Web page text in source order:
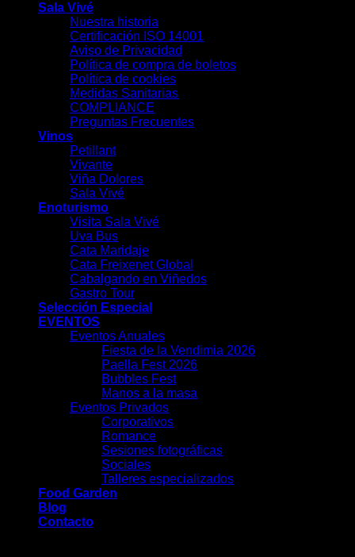
Sala Vivé
Nuestra historia
Certificación ISO 14001
Aviso de Privacidad
Política de compra de boletos
Política de cookies
Medidas Sanitarias
COMPLIANCE
Preguntas Frecuentes
Vinos
Petillant
Vivante
Viña Dolores
Sala Vivé
Enoturismo
Visita Sala Vivé
Uva Bus
Cata Maridaje
Cata Freixenet Global
Cabalgando en Viñedos
Gastro Tour
Selección Especial
EVENTOS
Eventos Anuales
Fiesta de la Vendimia 2026
Paella Fest 2026
Bubbles Fest
Manos a la masa
Eventos Privados
Corporativos
Romance
Sesiones fotográficas
Sociales
Talleres especializados
Food Garden
Blog
Contacto